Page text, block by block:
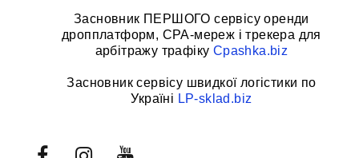
Засновник ПЕРШОГО сервісу оренди
дропплатформ, CPA-мереж і трекера для
арбітражу трафіку Cpashka.biz
Засновник сервісу швидкої логістики по
Україні LP-sklad.biz